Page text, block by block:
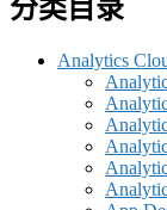
分类目录
Analytics